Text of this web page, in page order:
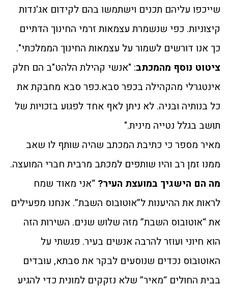
שייכפו עליהם תכנים וישתמשו בהם לקידום אג'נדות
קיצוניות. כפי שנשמרת עצמאות זרמי החינוך הדתיים
כך אנו דורשים לשמור על עצמאות החינוך הממלכתי".
ציטוט נוסף מהמכתב: "אנשי קהילת הלהט"ב הם חלק
אינטגרלי מהקהילה בכפר סבא.כפר סבא מחבקת את
כל בנותיה ובניה. לא ניתן לאף אחד לפגוע בזכויות של
תושב בגלל נטייה מינית."
מאיר מספר כי כתיבת המכתב שהיה שותף לו שאב
ממנו זמן רב והיו שותפים למכתב מרבית חברי המועצה.
מה הם הישגיך במועצת העיר? “אני מאוד שמח
לראות את ההיענות ל”אוטובוס השבת”. אנחנו מפעילים
את “אוטובוס השבת” מזה שלוש שנים. השירות הזה
הוא חיוני ועוזר להרבה אנשים בעיר. פגשתי על
האוטובוס נכדים שנוסעים לבקר את סבתא, עובדים
בבית החולים “מאיר” שלא נזקקים למונית כדי להגיע